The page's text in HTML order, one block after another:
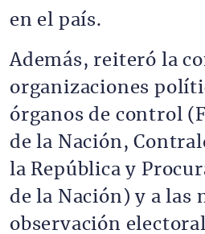
en el país.
Además, reiteró la
organizaciones
órganos de control
de la Nación,
la República y
de la Nación) y a las
observación